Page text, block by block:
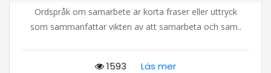
Ordspråk om samarbete är korta fraser eller uttryck
som sammanfattar vikten av att samarbeta och sam..
1593 Läs mer